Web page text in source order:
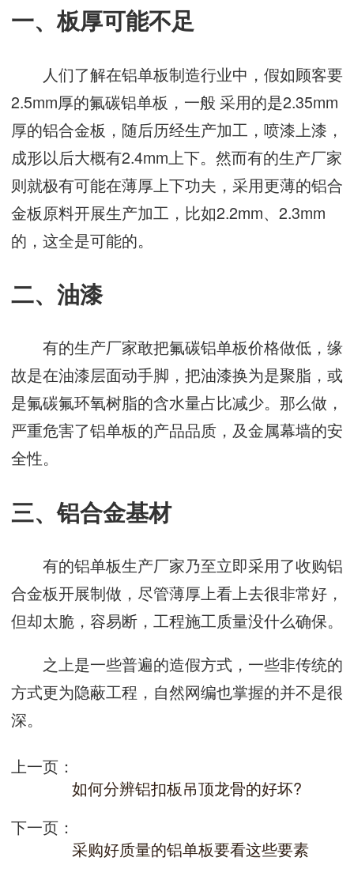
一、板厚可能不足
人们了解在铝单板制造行业中，假如顾客要
2.5mm厚的氟碳铝单板，一般 采用的是2.35mm
厚的铝合金板，随后历经生产加工，喷漆上漆，
成形以后大概有2.4mm上下。然而有的生产厂家
则就极有可能在薄厚上下功夫，采用更薄的铝合
金板原料开展生产加工，比如2.2mm、2.3mm
的，这全是可能的。
二、油漆
有的生产厂家敢把氟碳铝单板价格做低，缘
故是在油漆层面动手脚，把油漆换为是聚脂，或
是氟碳氟环氧树脂的含水量占比减少。那么做，
严重危害了铝单板的产品品质，及金属幕墙的安
全性。
三、铝合金基材
有的铝单板生产厂家乃至立即采用了收购铝
合金板开展制做，尽管薄厚上看上去很非常好，
但却太脆，容易断，工程施工质量没什么确保。
之上是一些普遍的造假方式，一些非传统的
方式更为隐蔽工程，自然网编也掌握的并不是很
深。
上一页：
如何分辨铝扣板吊顶龙骨的好坏?
下一页：
采购好质量的铝单板要看这些要素